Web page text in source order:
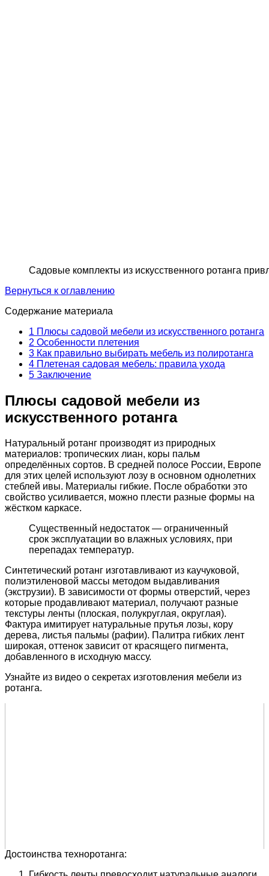
Садовые комплекты из искусственного ротанга
Вернуться к оглавлению
Содержание материала
1 Плюсы садовой мебели из искусственного ротанга
2 Особенности плетения
3 Как правильно выбирать мебель из полиротанга
4 Плетеная садовая мебель: правила ухода
5 Заключение
Плюсы садовой мебели из
искусственного ротанга
Натуральный ротанг производят из природных
материалов: тропических лиан, коры пальм
определённых сортов. В средней полосе России, Европе
для этих целей используют лозу в основном однолетних
стеблей ивы. Материалы гибкие. После обработки это
свойство усиливается, можно плести разные формы на
жёстком каркасе.
Существенный недостаток — ограниченный
срок эксплуатации во влажных условиях, при
перепадах температур.
Синтетический ротанг изготавливают из каучуковой,
полиэтиленовой массы методом выдавливания
(экструзии). В зависимости от формы отверстий, через
которые продавливают материал, получают разные
текстуры ленты (плоская, полукруглая, округлая).
Фактура имитирует натуральные прутья лозы, кору
дерева, листья пальмы (рафии). Палитра гибких лент
широкая, оттенок зависит от красящего пигмента,
добавленного в исходную массу.
Узнайте из видео о секретах изготовления мебели из
ротанга.
Достоинства техноротанга: